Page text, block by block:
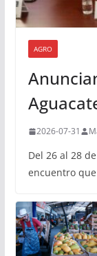
AGRO
2026-07-31
Del 26 al 28
encuentro